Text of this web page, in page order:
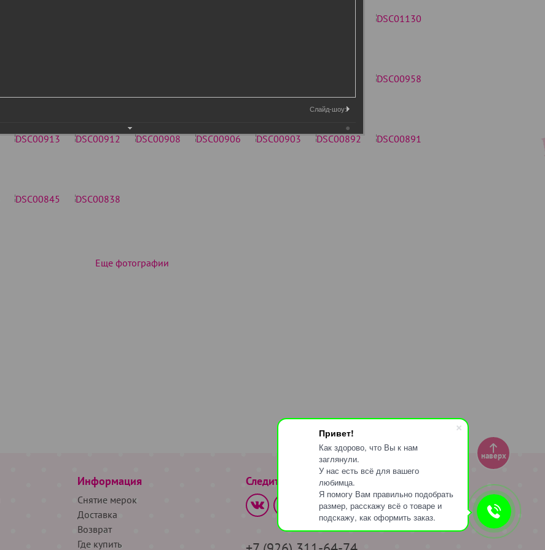
Привет!
Как здорово, что Вы к нам
заглянули.
У нас есть всё для вашего
любимца.
Я помогу Вам правильно подобрать
размер, расскажу всё о товаре и
подскажу, как оформить заказ.
Еще фотографии
Информация
Снятие мерок
Доставка
Возврат
Где купить
Следите за нами
наверх
Слайд-шоу: